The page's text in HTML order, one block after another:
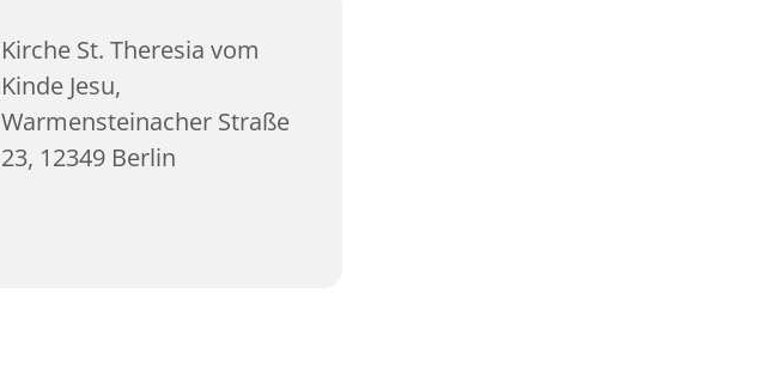
Kirche St. Theresia vom
Kinde Jesu,
Warmensteinacher Straße
23, 12349 Berlin